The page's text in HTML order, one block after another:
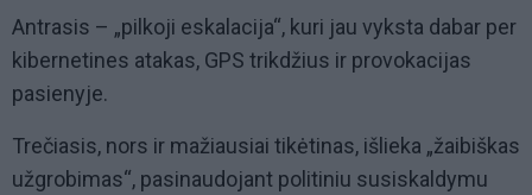
Antrasis – „pilkoji eskalacija“, kuri jau vyksta dabar per
kibernetines atakas, GPS trikdžius ir provokacijas
pasienyje.
Trečiasis, nors ir mažiausiai tikėtinas, išlieka „žaibiškas
užgrobimas“, pasinaudojant politiniu susiskaldymu